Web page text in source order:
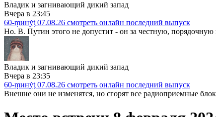
Владик и загнивающий дикий запад
Вчера в 23:45
60-ṃинẏƫ 07.08.26 смотреть онлайн последний выпуск
Но. В. Путин этого не допустит - он за честную,
Владик и загнивающий дикий запад
Вчера в 23:35
60-ṃинẏƫ 07.08.26 смотреть онлайн последний выпуск
Внешне они не изменятся, но сгорят все радиоприемные